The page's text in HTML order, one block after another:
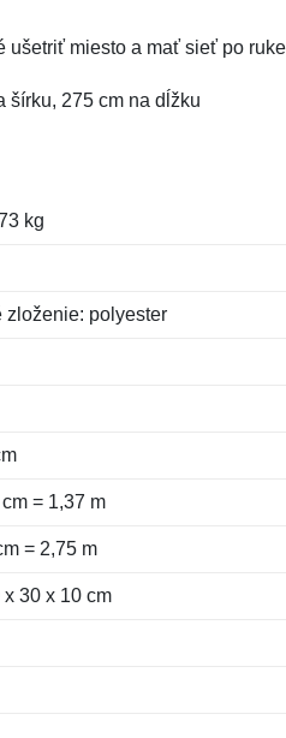
miesto a mať sieť po
šírku, 275 cm na dĺžku
kg
zloženie: polyester
= 1,37 m
= 2,75 m
30 x 10 cm